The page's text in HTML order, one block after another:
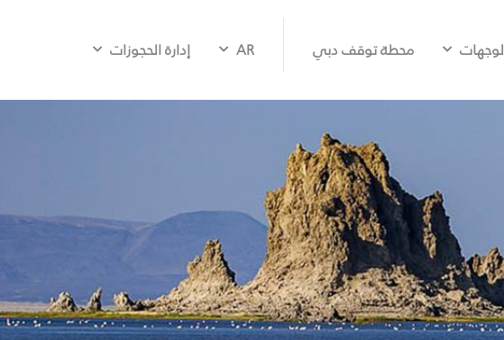
محطة توقف دبي AR إدارة الحجوزات